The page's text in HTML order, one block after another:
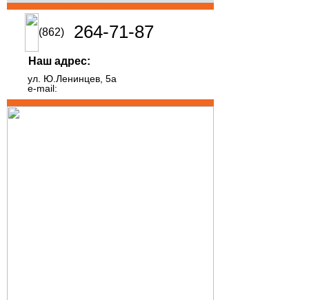
(862) 264-71-87
Наш адрес:
ул. Ю.Ленинцев, 5а
e-mail: